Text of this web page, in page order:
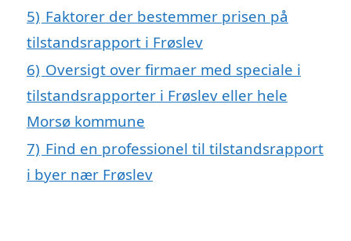
5) Faktorer der bestemmer prisen på
tilstandsrapport i Frøslev
6) Oversigt over firmaer med speciale i
tilstandsrapporter i Frøslev eller hele
Morsø kommune
7) Find en professionel til tilstandsrapport
i byer nær Frøslev